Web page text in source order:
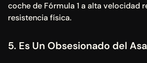
coche de Fórmula 1 a alta velocidad
resistencia física.
5. Es Un Obsesionado del